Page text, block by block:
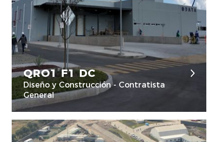
QRO1 F1 DC
Diseño y Construcción - Contratista
General